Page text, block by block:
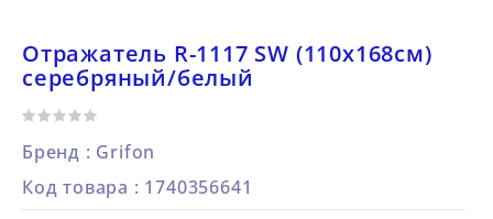
Отражатель R-1117 SW (110x168см)
серебряный/белый
Бренд : Grifon
Код товара : 1740356641